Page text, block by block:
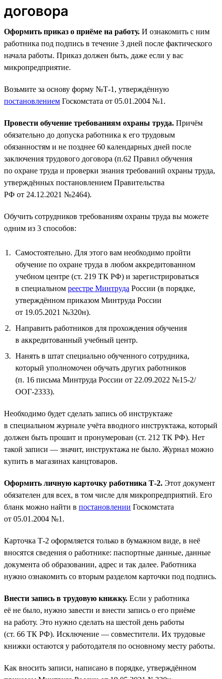
договора
Оформить приказ о приёме на работу. И ознакомить с ним
работника под подпись в течение 3 дней после фактического
начала работы. Приказ должен быть, даже если у вас
микропредприятие.
Возьмите за основу форму №Т-1, утверждённую
постановлением Госкомстата от 05.01.2004 №1.
Провести обучение требованиям охраны труда. Причём
обязательно до допуска работника к его трудовым
обязанностям и не позднее 60 календарных дней после
заключения трудового договора (п.62 Правил обучения
по охране труда и проверки знания требований охраны труда,
утверждённых постановлением Правительства
РФ от 24.12.2021 №2464).
Обучить сотрудников требованиям охраны труда вы можете
одним из 3 способов:
Самостоятельно. Для этого вам необходимо пройти
обучение по охране труда в любом аккредитованном
учебном центре (ст. 219 ТК РФ) и зарегистрироваться
в специальном реестре Минтруда России (в порядке,
утверждённом приказом Минтруда России
от 19.05.2021 №320н).
Направить работников для прохождения обучения
в аккредитованный учебный центр.
Нанять в штат специально обученного сотрудника,
который уполномочен обучать других работников
(п. 16 письма Минтруда России от 22.09.2022 №15-2/
ООГ-2333).
Необходимо будет сделать запись об инструктаже
в специальном журнале учёта вводного инструктажа, который
должен быть прошит и пронумерован (ст. 212 ТК РФ). Нет
такой записи — значит, инструктажа не было. Журнал можно
купить в магазинах канцтоваров.
Оформить личную карточку работника Т-2. Этот документ
обязателен для всех, в том числе для микропредприятий. Его
бланк можно найти в постановлении Госкомстата
от 05.01.2004 №1.
Карточка Т-2 оформляется только в бумажном виде, в неё
вносятся сведения о работнике: паспортные данные, данные
документа об образовании, адрес и так далее. Работника
нужно ознакомить со вторым разделом карточки под подпись.
Внести запись в трудовую книжку. Если у работника
её не было, нужно завести и внести запись о его приёме
на работу. Это нужно сделать на шестой день работы
(ст. 66 ТК РФ). Исключение — совместители. Их трудовые
книжки остаются у работодателя по основному месту работы.
Как вносить записи, написано в порядке, утверждённом